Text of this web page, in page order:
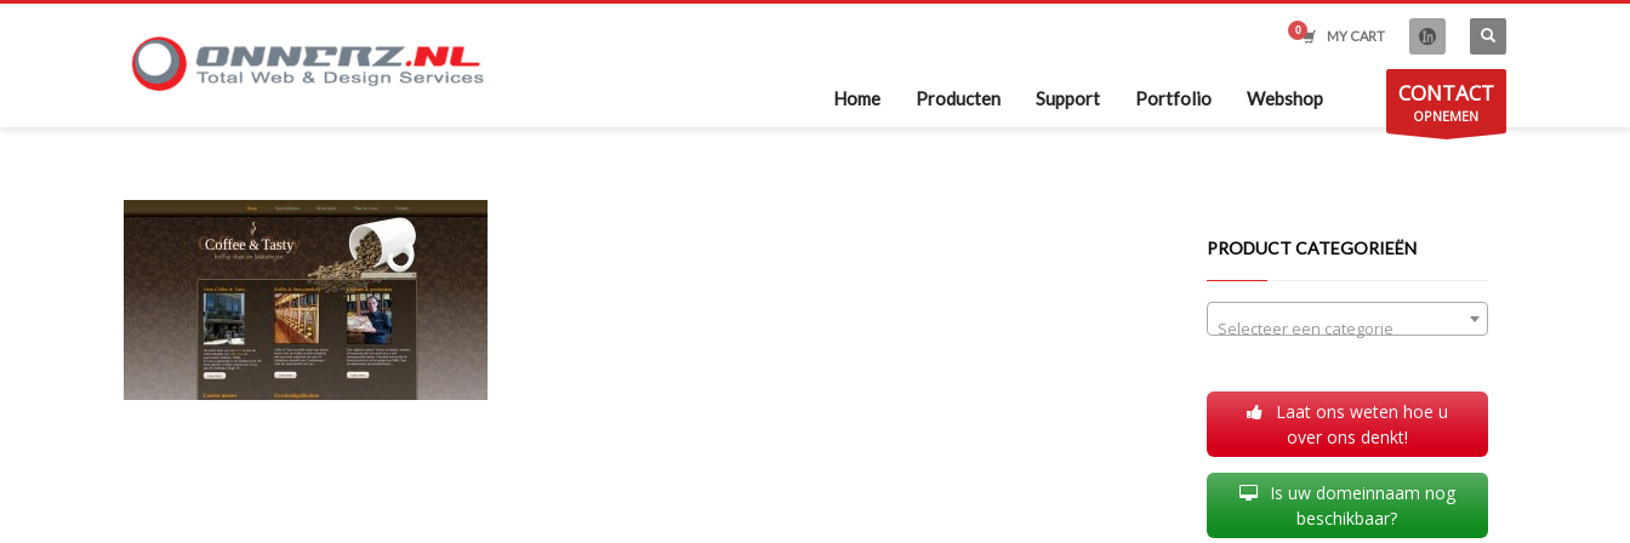
MY CART
Home Producten Support Portfolio Webshop CONTACT
OPNEMEN
PRODUCT CATEGORIEËN
Selecteer een categorie
Laat ons weten hoe u
over ons denkt!
Is uw domeinnaam nog
beschikbaar?